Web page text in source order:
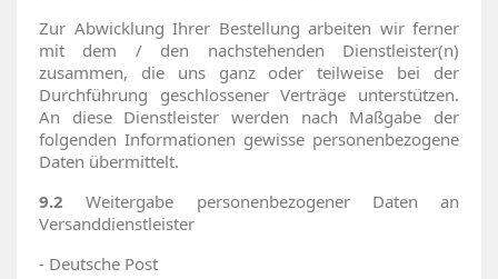
Zur Abwicklung Ihrer Bestellung arbeiten wir ferner
mit dem / den nachstehenden Dienstleister(n)
zusammen, die uns ganz oder teilweise bei der
Durchführung geschlossener Verträge unterstützen.
An diese Dienstleister werden nach Maßgabe der
folgenden Informationen gewisse personenbezogene
Daten übermittelt.
9.2 Weitergabe personenbezogener Daten an
Versanddienstleister
- Deutsche Post